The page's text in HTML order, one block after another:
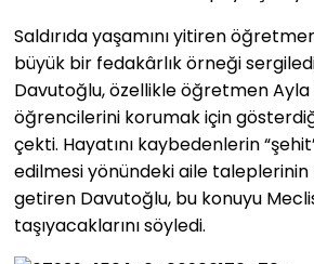
Saldırıda yaşamını yitiren
büyük bir fedakârlık örneği
Davutoğlu, özellikle öğretmen Ayla
öğrencilerini korumak için
çekti. Hayatını kaybedenlerin
edilmesi yönündeki aile taleplerinin
getiren Davutoğlu, bu konuyu
taşıyacaklarını söyledi.